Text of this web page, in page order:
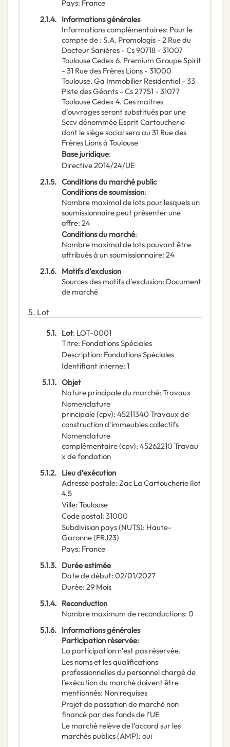
Pays: France
2.1.4. Informations générales
Informations complémentaires: Pour le
compte de : S.A. Promologis - 2 Rue du
Docteur Sanières - Cs 90718 - 31007
Toulouse Cedex 6. Premium Groupe Spirit
- 31 Rue des Frères Lions - 31000
Toulouse. Ga Immobilier Residentiel - 33
Piste des Géants - Cs 27751 - 31077
Toulouse Cedex 4. Ces maitres
d'ouvrages seront substitués par une
Sccv dénommée Esprit Cartoucherie
dont le siège social sera au 31 Rue des
Frères Lions à Toulouse
Base juridique:
Directive 2014/24/UE
2.1.5. Conditions du marché public
Conditions de soumission:
Nombre maximal de lots pour lesquels un
soumissionnaire peut présenter une
offre: 24
Conditions du marché:
Nombre maximal de lots pouvant être
attribués à un soumissionnaire: 24
2.1.6. Motifs d’exclusion
Sources des motifs d'exclusion: Document
de marché
5. Lot
5.1. Lot: LOT-0001
Titre: Fondations Spéciales
Description: Fondations Spéciales
Identifiant interne: 1
5.1.1. Objet
Nature principale du marché: Travaux
Nomenclature
principale(cpv): 45211340 Travaux de
construction d'immeubles collectifs
Nomenclature
complémentaire(cpv): 45262210 Travau
x de fondation
5.1.2. Lieu d’exécution
Adresse postale: Zac La Cartoucherie Ilot
4.5
Ville: Toulouse
Code postal: 31000
Subdivision pays (NUTS): Haute-
Garonne(FRJ23)
Pays: France
5.1.3. Durée estimée
Date de début: 02/01/2027
Durée: 29 Mois
5.1.4. Reconduction
Nombre maximum de reconductions: 0
5.1.6. Informations générales
Participation réservée:
La participation n’est pas réservée.
Les noms et les qualifications
professionnelles du personnel chargé de
l’exécution du marché doivent être
mentionnés: Non requises
Projet de passation de marché non
financé par des fonds de l’UE
Le marché relève de l’accord sur les
marchés publics (AMP): oui